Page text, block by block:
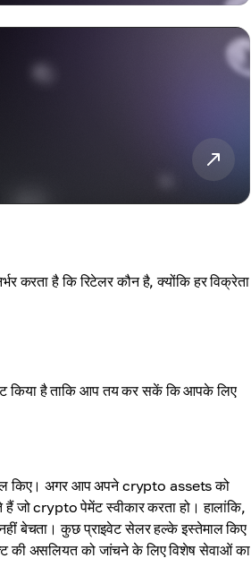
करता है कि रिटेलर कौन है, क्योंकि हर विक्रेता
किया है ताकि आप तय कर सकें कि आपके लिए
किए। अगर आप अपने crypto assets को
जो crypto पेमेंट स्वीकार करता हो। हालांकि,
बेचता। कुछ प्राइवेट सेलर हल्के इस्तेमाल किए
की असलियत को जांचने के लिए विशेष सेवाओं का